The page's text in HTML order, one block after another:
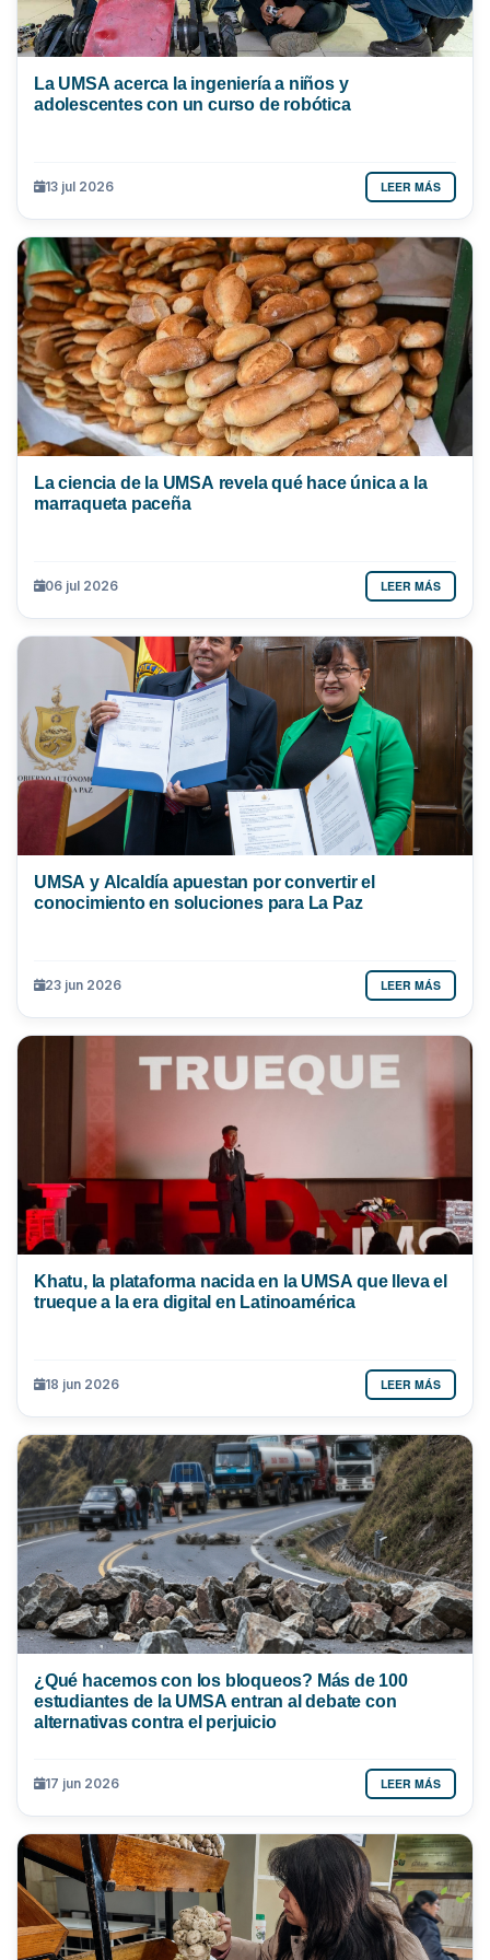
La UMSA acerca la ingeniería a niños y
adolescentes con un curso de robótica
13 jul 2026 LEER MÁS
La ciencia de la UMSA revela qué hace única a la
marraqueta paceña
06 jul 2026 LEER MÁS
UMSA y Alcaldía apuestan por convertir el
conocimiento en soluciones para La Paz
23 jun 2026 LEER MÁS
Khatu, la plataforma nacida en la UMSA que lleva el
trueque a la era digital en Latinoamérica
18 jun 2026 LEER MÁS
¿Qué hacemos con los bloqueos? Más de 100
estudiantes de la UMSA entran al debate con
alternativas contra el perjuicio
17 jun 2026 LEER MÁS